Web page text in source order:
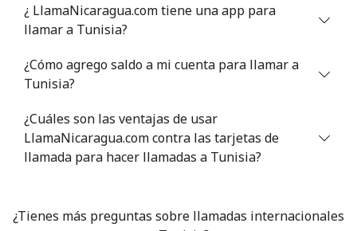
Celular ⁦103.9¢⁩
Turkey
Línea fija ⁦4.9¢⁩
Celular ⁦29.9¢⁩ 33 min por ⁦$10⁩
¿ LlamaNicaragua.com tiene una app para
llamar a Tunisia?
¿Cómo agrego saldo a mi cuenta para llamar a
Tunisia?
¿Cuáles son las ventajas de usar
LlamaNicaragua.com contra las tarjetas de
llamada para hacer llamadas a Tunisia?
¿Tienes más preguntas sobre llamadas internacionales